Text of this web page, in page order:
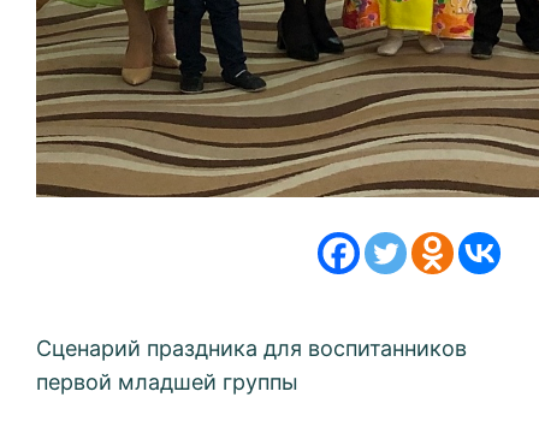
Сценарий праздника для воспитанников
первой младшей группы